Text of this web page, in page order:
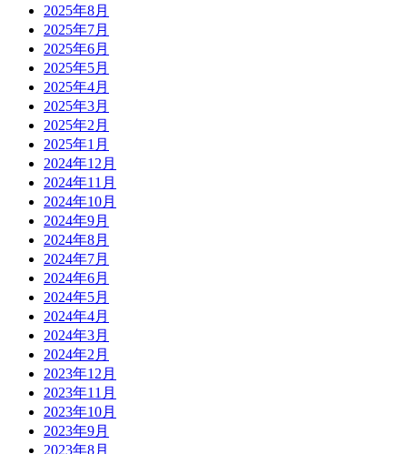
2025年8月
2025年7月
2025年6月
2025年5月
2025年4月
2025年3月
2025年2月
2025年1月
2024年12月
2024年11月
2024年10月
2024年9月
2024年8月
2024年7月
2024年6月
2024年5月
2024年4月
2024年3月
2024年2月
2023年12月
2023年11月
2023年10月
2023年9月
2023年8月